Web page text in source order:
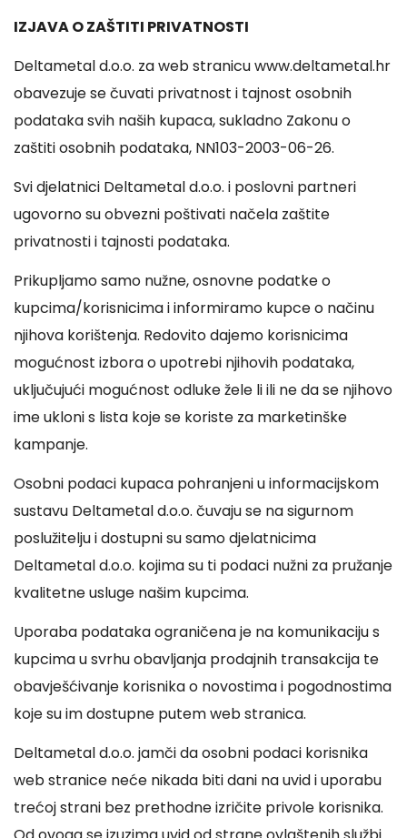
IZJAVA O ZAŠTITI PRIVATNOSTI
Deltametal d.o.o. za web stranicu www.deltametal.hr
obavezuje se čuvati privatnost i tajnost osobnih
podataka svih naših kupaca, sukladno Zakonu o
zaštiti osobnih podataka, NN103-2003-06-26.
Svi djelatnici Deltametal d.o.o. i poslovni partneri
ugovorno su obvezni poštivati načela zaštite
privatnosti i tajnosti podataka.
Prikupljamo samo nužne, osnovne podatke o
kupcima/korisnicima i informiramo kupce o načinu
njihova korištenja. Redovito dajemo korisnicima
mogućnost izbora o upotrebi njihovih podataka,
uključujući mogućnost odluke žele li ili ne da se njihovo
ime ukloni s lista koje se koriste za marketinške
kampanje.
Osobni podaci kupaca pohranjeni u informacijskom
sustavu Deltametal d.o.o. čuvaju se na sigurnom
poslužitelju i dostupni su samo djelatnicima
Deltametal d.o.o. kojima su ti podaci nužni za pružanje
kvalitetne usluge našim kupcima.
Uporaba podataka ograničena je na komunikaciju s
kupcima u svrhu obavljanja prodajnih transakcija te
obavješćivanje korisnika o novostima i pogodnostima
koje su im dostupne putem web stranica.
Deltametal d.o.o. jamči da osobni podaci korisnika
web stranice neće nikada biti dani na uvid i uporabu
trećoj strani bez prethodne izričite privole korisnika.